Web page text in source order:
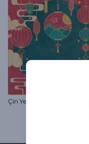
Çin Yeni Yılı Tebrik Kartları